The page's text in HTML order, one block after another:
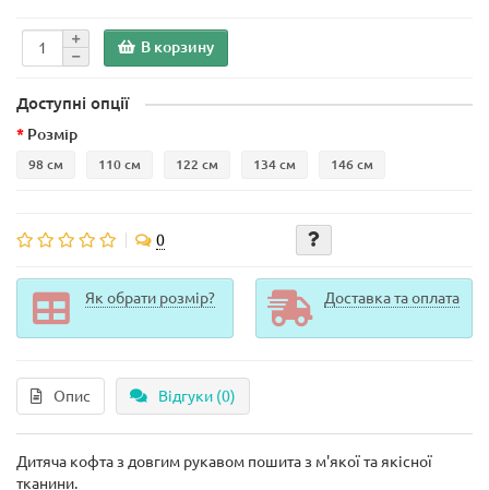
В корзину
Доступні опції
Розмір
98 см 110 см 122 см 134 см 146 см
0
Як обрати розмір? Доставка та оплата
Опис Відгуки (0)
Дитяча кофта з довгим рукавом пошита з м'якої та якісної
тканини.